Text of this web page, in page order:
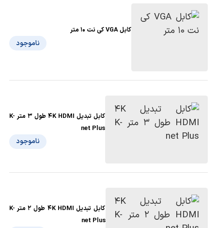
کابل VGA کی نت 10 متر
ناموجود
کابل تبدیل 4K HDMI طول 3 متر K-
net Plus
ناموجود
کابل تبدیل 4K HDMI طول 2 متر K-
net Plus